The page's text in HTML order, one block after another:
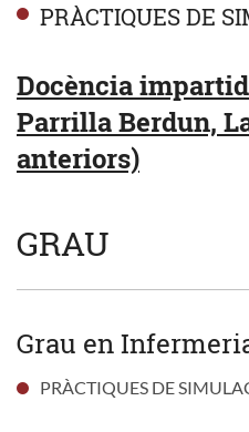
PRÀCTIQUES DE
Docència
Parrilla Berdun,
anteriors)
GRAU
Grau en
PRÀCTIQUES DE